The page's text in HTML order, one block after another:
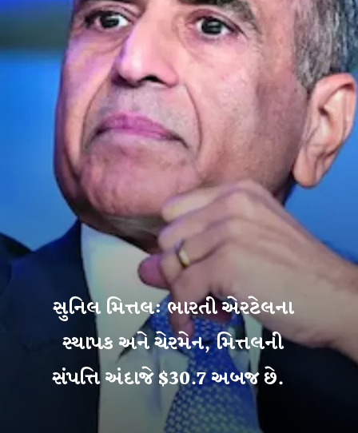
સુનિલ મિત્તલ: ભારતી એરટેલના
સ્થાપક અને ચેરમેન, મિત્તલની
સંપત્તિ અંદાજે $30.7 અબજ છે.